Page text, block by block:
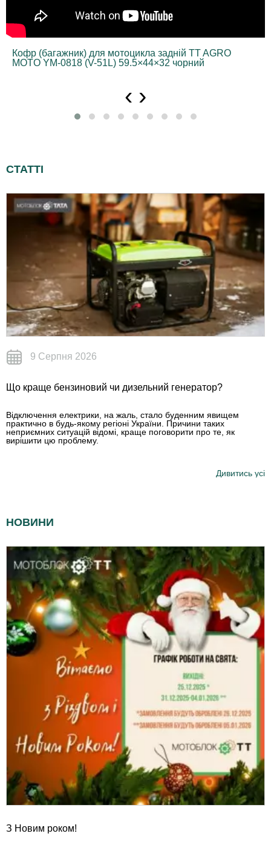
Кофр (багажник) для мотоцикла задній TT AGRO
MOTO YM-0818 (V-51L) 59.5×44×32 чорний
‹ ›
СТАТТІ
9 Серпня 2026
Що краще бензиновий чи дизельний генератор?
Відключення електрики, на жаль, стало буденним явищем
практично в будь-якому регіоні України. Причини таких
неприємних ситуацій відомі, краще поговорити про те, як
вирішити цю проблему.
Дивитись усі
НОВИНИ
З Новим роком!